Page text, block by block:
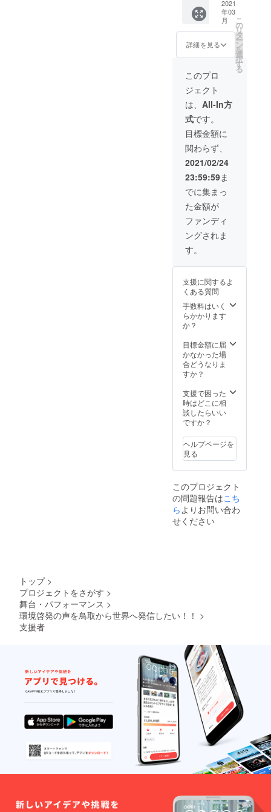
2021
年03
月
詳細を見る
こ
の
リ
タ
ー
ン
を
選
択
す
る
このプロ
ジェクト
は、 All-In方
式です。
目標金額に
関わらず、
2021/02/24
23:59:59ま
でに集まっ
た金額が
ファンディ
ングされま
す。
支援に関するよ
くある質問
手数料はいく
らかかります
か？
目標金額に届
かなかった場
合どうなりま
すか？
支援で困った
時はどこに相
談したらいい
ですか？
ヘルプページを
見る
このプロジェクト
の問題報告はこち
ら よりお問い合わ
せください
トップ >
プロジェクトをさがす >
舞台・パフォーマンス >
環境啓発の声を鳥取から世界へ発信したい！！ >
支援者